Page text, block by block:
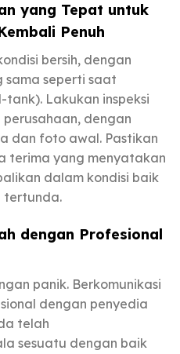
yang Tepat untuk
Penuh
bersih, dengan
seperti saat
Lakukan inspeksi
dengan
dan foto awal. Pastikan
terima yang menyatakan
dalam kondisi baik
tertunda.
dengan Profesional
panik. Berkomunikasi
dengan penyedia
telah
sesuatu dengan baik